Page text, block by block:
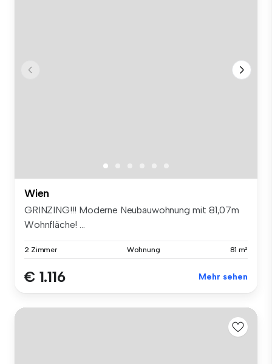
Wien
GRINZING!!! Moderne Neubauwohnung mit 81,07m
Wohnfläche! ...
2 Zimmer Wohnung 81 m²
€ 1.116 Mehr sehen